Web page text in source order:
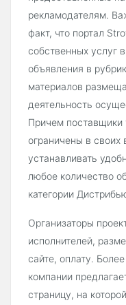
рекламодателям.
факт, что портал
собственных услуг
объявления в
материалов
деятельность
Причем поставщики
ограничены в
устанавливать
любое количество
категории
Организаторы
исполнителей,
сайте, оплату.
компании
страницу, на